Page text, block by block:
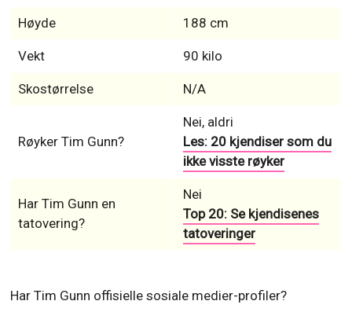
Høyde 188 cm
Vekt 90 kilo
Skostørrelse N/A
Røyker Tim Gunn?
Nei, aldri
Les: 20 kjendiser som du
ikke visste røyker
Har Tim Gunn en
tatovering?
Nei
Top 20: Se kjendisenes
tatoveringer
Har Tim Gunn offisielle sosiale medier-profiler?